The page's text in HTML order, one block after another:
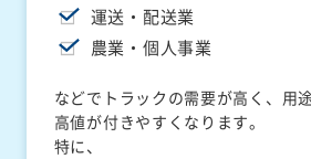
運送・配送業
農業・個人事業
などでトラックの需要が高く、用
高値が付きやすくなります。
特に、